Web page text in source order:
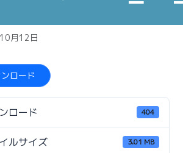
月12日
ロード
ロード 404
ルサイズ 3.01 MB